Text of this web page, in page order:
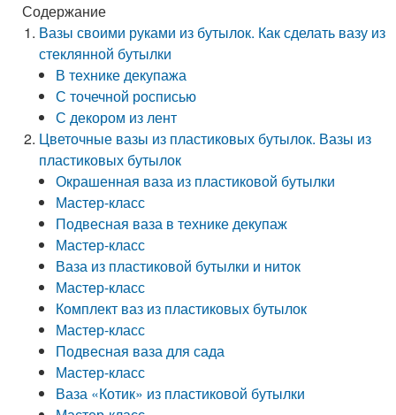
Содержание
Вазы своими руками из бутылок. Как сделать вазу из
стеклянной бутылки
В технике декупажа
С точечной росписью
С декором из лент
Цветочные вазы из пластиковых бутылок. Вазы из
пластиковых бутылок
Окрашенная ваза из пластиковой бутылки
Мастер-класс
Подвесная ваза в технике декупаж
Мастер-класс
Ваза из пластиковой бутылки и ниток
Мастер-класс
Комплект ваз из пластиковых бутылок
Мастер-класс
Подвесная ваза для сада
Мастер-класс
Ваза «Котик» из пластиковой бутылки